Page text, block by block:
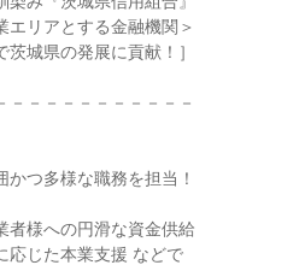
エリアとする金融機関＞
茨城県の発展に貢献！］
－－－－－－－－－－－
かつ多様な職務を担当！
者様への円滑な資金供給
応じた本業支援 などで